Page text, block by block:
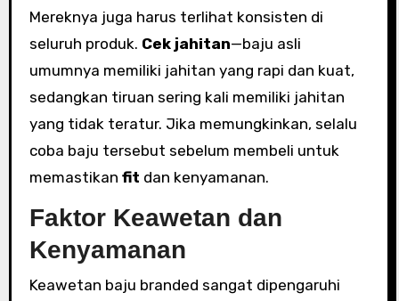
Mereknya juga harus terlihat konsisten di
seluruh produk. Cek jahitan—baju asli
umumnya memiliki jahitan yang rapi dan kuat,
sedangkan tiruan sering kali memiliki jahitan
yang tidak teratur. Jika memungkinkan, selalu
coba baju tersebut sebelum membeli untuk
memastikan fit dan kenyamanan.
Faktor Keawetan dan
Kenyamanan
Keawetan baju branded sangat dipengaruhi